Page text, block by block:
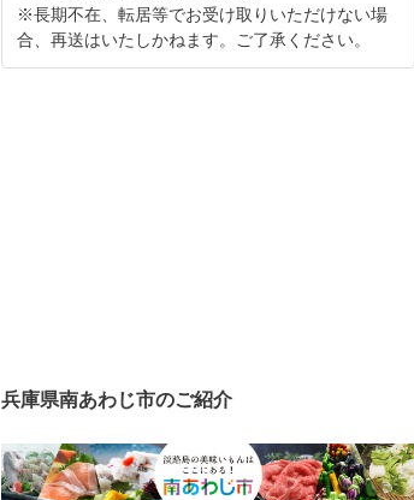
※長期不在、転居等でお受け取りいただけない場
合、再送はいたしかねます。ご了承ください。
兵庫県南あわじ市のご紹介